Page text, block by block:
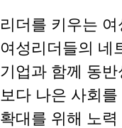
리더를 키우는
여성리더들의 네
기업과 함께 동반
보다 나은 사회
확대를 위해 노력